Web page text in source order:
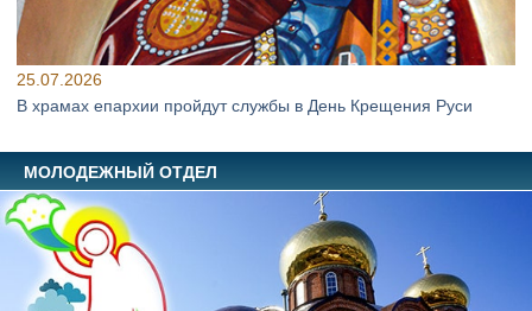
25.07.2026
В храмах епархии пройдут службы в День Крещения Руси
МОЛОДЕЖНЫЙ ОТДЕЛ